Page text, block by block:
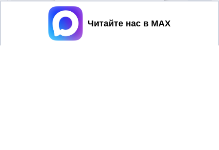
Принять